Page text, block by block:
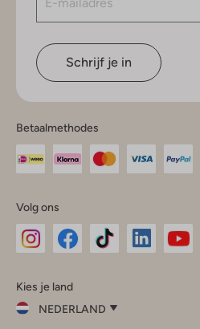
Schrijf je in
Betaalmethodes
Volg ons
InstagramFacebook
Kies je land
NEDERLAND